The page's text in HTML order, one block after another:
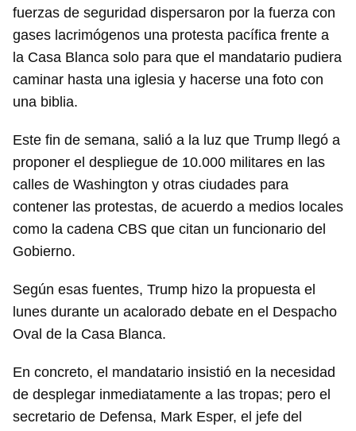
fuerzas de seguridad dispersaron por la fuerza con
gases lacrimógenos una protesta pacífica frente a
la Casa Blanca solo para que el mandatario pudiera
caminar hasta una iglesia y hacerse una foto con
una biblia.
Este fin de semana, salió a la luz que Trump llegó a
proponer el despliegue de 10.000 militares en las
calles de Washington y otras ciudades para
contener las protestas, de acuerdo a medios locales
como la cadena CBS que citan un funcionario del
Gobierno.
Según esas fuentes, Trump hizo la propuesta el
lunes durante un acalorado debate en el Despacho
Oval de la Casa Blanca.
En concreto, el mandatario insistió en la necesidad
de desplegar inmediatamente a las tropas; pero el
secretario de Defensa, Mark Esper, el jefe del